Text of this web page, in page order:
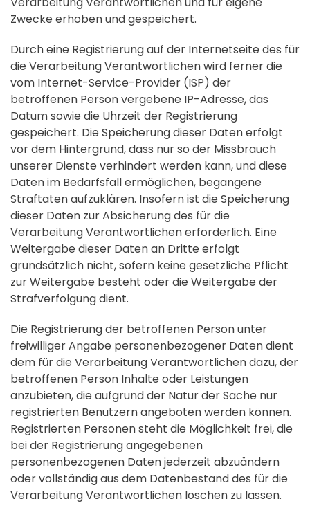
Zwecke erhoben und gespeichert.
Durch eine Registrierung auf der Internetseite des für
die Verarbeitung Verantwortlichen wird ferner die
vom Internet-Service-Provider (ISP) der
betroffenen Person vergebene IP-Adresse, das
Datum sowie die Uhrzeit der Registrierung
gespeichert. Die Speicherung dieser Daten erfolgt
vor dem Hintergrund, dass nur so der Missbrauch
unserer Dienste verhindert werden kann, und diese
Daten im Bedarfsfall ermöglichen, begangene
Straftaten aufzuklären. Insofern ist die Speicherung
dieser Daten zur Absicherung des für die
Verarbeitung Verantwortlichen erforderlich. Eine
Weitergabe dieser Daten an Dritte erfolgt
grundsätzlich nicht, sofern keine gesetzliche Pflicht
zur Weitergabe besteht oder die Weitergabe der
Strafverfolgung dient.
Die Registrierung der betroffenen Person unter
freiwilliger Angabe personenbezogener Daten dient
dem für die Verarbeitung Verantwortlichen dazu, der
betroffenen Person Inhalte oder Leistungen
anzubieten, die aufgrund der Natur der Sache nur
registrierten Benutzern angeboten werden können.
Registrierten Personen steht die Möglichkeit frei, die
bei der Registrierung angegebenen
personenbezogenen Daten jederzeit abzuändern
oder vollständig aus dem Datenbestand des für die
Verarbeitung Verantwortlichen löschen zu lassen.